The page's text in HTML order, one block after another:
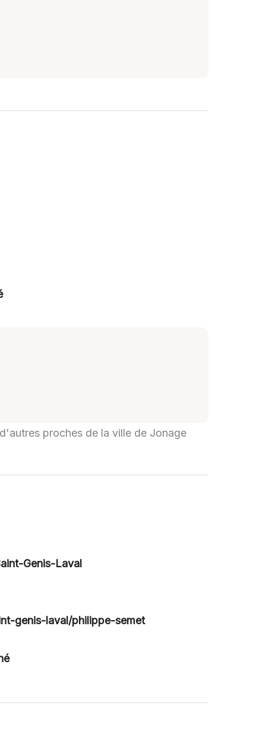
proches de la ville de Jonage
Genis-Laval
genis-laval/philippe-semet